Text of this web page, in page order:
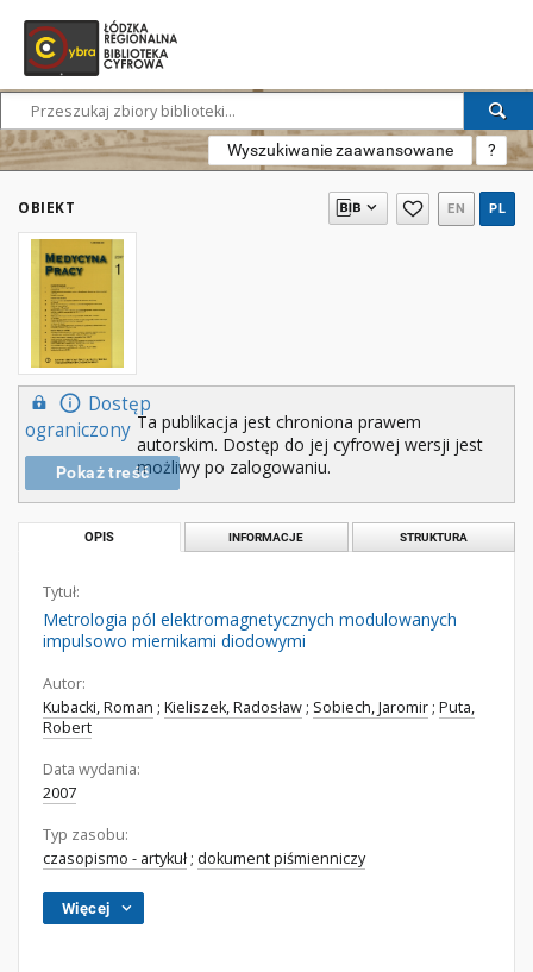
Wyszukiwanie zaawansowane ?
OBIEKT EN PL
Dostęp
ograniczony
Pokaż treść
Ta publikacja jest chroniona prawem
autorskim. Dostęp do jej cyfrowej wersji jest
możliwy po zalogowaniu.
OPIS INFORMACJE STRUKTURA
Tytuł:
Metrologia pól elektromagnetycznych modulowanych
impulsowo miernikami diodowymi
Autor:
Kubacki, Roman ; Kieliszek, Radosław ; Sobiech, Jaromir ; Puta,
Robert
Data wydania:
2007
Typ zasobu:
czasopismo - artykuł ; dokument piśmienniczy
Więcej